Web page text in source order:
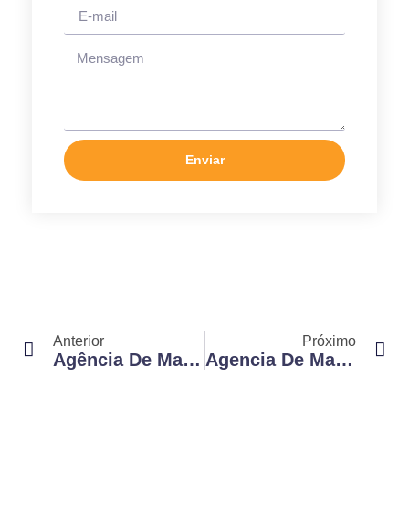
Enviar
Anterior
Agência De Marketing Digital Preços: Descubra Como Escolher De Forma Inteligente
Próximo
Agencia De Marketing B2b: Transforme Sua Estratégia E Vença No Mercado